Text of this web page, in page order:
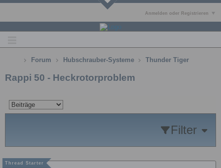
Anmelden oder Registrieren
Forum Hubschrauber-Systeme Thunder Tiger
Rappi 50 - Heckrotorproblem
Filter